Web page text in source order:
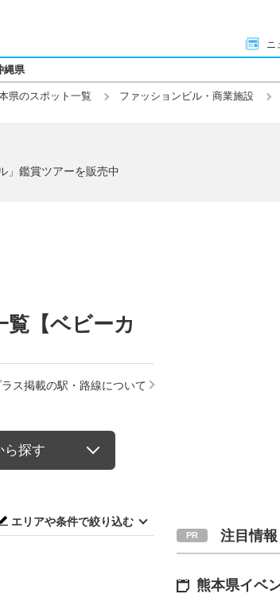
ニ
縄県
県のスポット一覧 ファッションビル・商業施設
」鑑賞ツアーを販売中
【ベビーカ
ス掲載の駅・路線について
ら探す
エリアや条件で絞り込む
注目情報
熊本県イベ